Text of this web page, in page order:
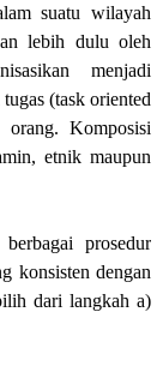
suatu wilayah
lebih dulu oleh
menjadi
(task oriented
Komposisi
etnik maupun
prosedur
konsisten dengan
dari langkah a)